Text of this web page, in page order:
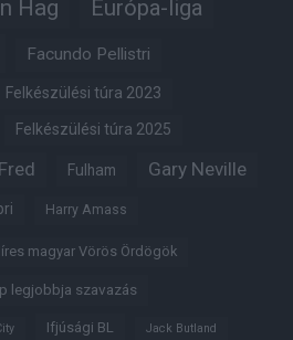
Hag Európa-liga
Facundo Pellistri
Felkészülési túra 2023
Felkészülési túra 2025
Fred Fulham Gary Neville
Harry Amass
magyar Vörös Ördögök
legjobbja szavazás
Ifjúsági BL Jack Butland